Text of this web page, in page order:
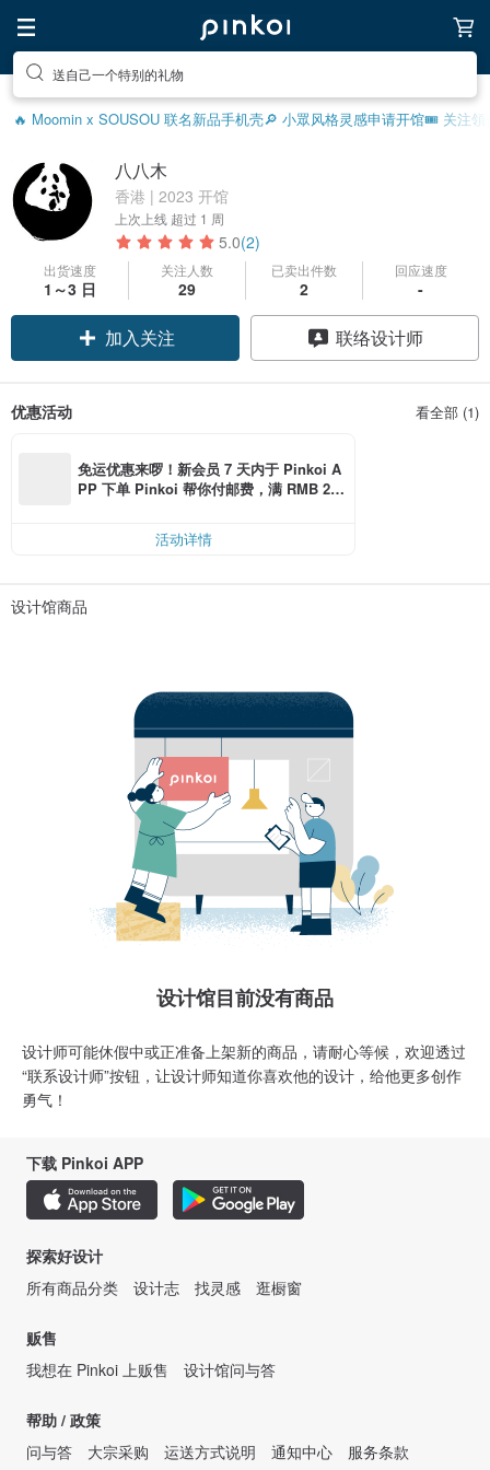
送自己一个特别的礼物
🔥 Moomin x SOUSOU 联名新品手机壳🔎 小眾风格灵感申请开馆🎟️ 关注領
八八木
香港 | 2023 开馆
上次上线 超过 1 周
5.0(2)
出货速度
1～3 日
关注人数
29
已卖出件数
2
回应速度
-
加入关注 联络设计师
优惠活动 看全部 (1)
免运优惠来啰！新会员 7 天内于 Pinkoi A
PP 下单 Pinkoi 帮你付邮费，满 RMB 25
活动详情
设计馆商品
设计馆目前没有商品
设计师可能休假中或正准备上架新的商品，请耐心等候，欢迎透过
“联系设计师”按钮，让设计师知道你喜欢他的设计，给他更多创作
勇气！
下载 Pinkoi APP
探索好设计
所有商品分类
设计志 找灵感 逛橱窗
贩售
我想在 Pinkoi 上贩售
设计馆问与答
帮助 / 政策
问与答
大宗采购 运送方式说明 通知中心
服务条款